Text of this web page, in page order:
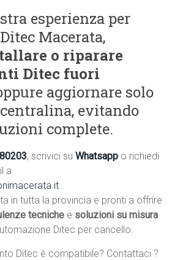
esperienza per
Macerata,
o riparare
Ditec fuori
aggiornare solo
evitando
complete.
, scrivici suWhatsapp o richiedi
a
.
in tutta la provincia e pronti a offrire
tecniche e soluzioni su misura
Ditec per cancello.
Ditec è compatibile? Contattaci ?